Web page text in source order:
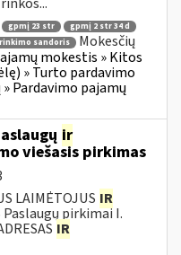
gpmį 23 str
gpmį 2 str 34 d
sandoris
Mokesčių
mokestis » Kitos
» Turto pardavimo
Pardavimo pajamų
ir
viešasis pirkimas
LAIMĖTOJUS IR
Paslaugų pirkimai I.
IR